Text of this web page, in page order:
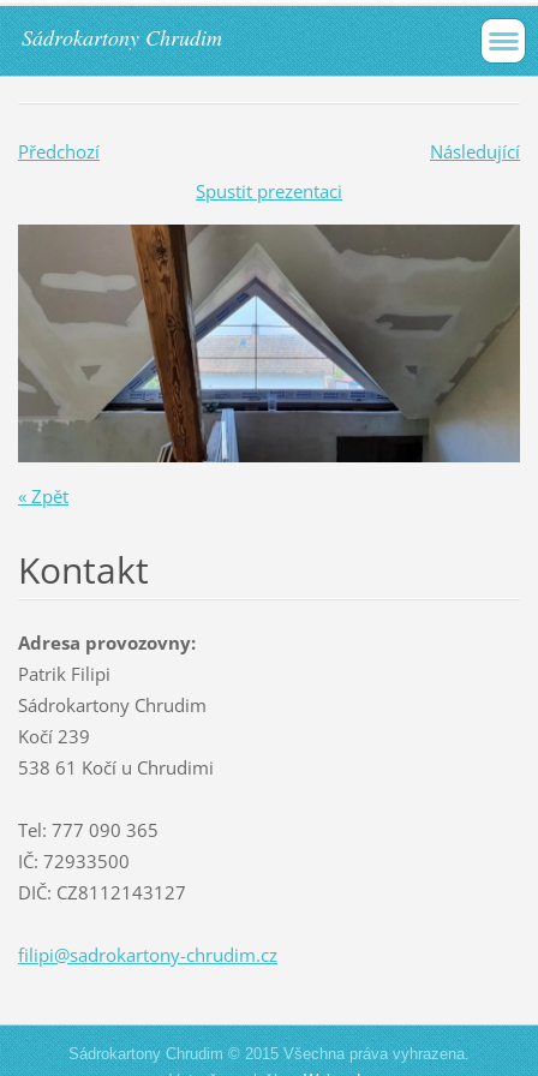
Sádrokartony Chrudim
Předchozí
Následující
Spustit prezentaci
« Zpět
Kontakt
Adresa provozovny:
Patrik Filipi
Sádrokartony Chrudim
Kočí 239
538 61 Kočí u Chrudimi
Tel: 777 090 365
IČ: 72933500
DIČ: CZ8112143127
filipi@sadrokartony-chrudim.cz
Sádrokartony Chrudim © 2015 Všechna práva vyhrazena.